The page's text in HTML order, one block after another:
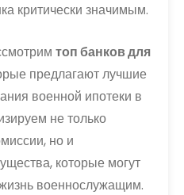
критически значимым.
топ банков для
предлагают лучшие
военной ипотеки в
не только
но и
которые могут
военнослужащим.